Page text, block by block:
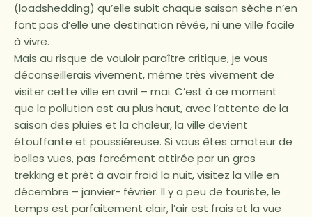
(loadshedding) qu’elle subit chaque saison sèche n’en
font pas d’elle une destination rêvée, ni une ville facile
à vivre.
Mais au risque de vouloir paraître critique, je vous
déconseillerais vivement, même très vivement de
visiter cette ville en avril – mai. C’est à ce moment
que la pollution est au plus haut, avec l’attente de la
saison des pluies et la chaleur, la ville devient
étouffante et poussiéreuse. Si vous êtes amateur de
belles vues, pas forcément attirée par un gros
trekking et prêt à avoir froid la nuit, visitez la ville en
décembre – janvier- février. Il y a peu de touriste, le
temps est parfaitement clair, l’air est frais et la vue